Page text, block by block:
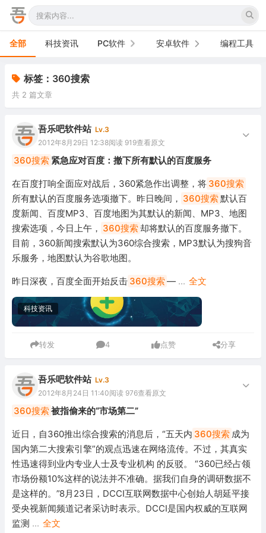
全部 科技资讯 PC软件
办公软件
网络软件
图形图像
游戏娱乐
安全防御
系统下载
系统工具
安卓软件
手机软件
电视软件
车机软件
编程工具
标签：360搜索
共 2 篇文章
吾乐吧软件站 Lv.3
2012年8月29日 12:38阅读 919查看原文
360搜索 紧急应对百度：撤下所有默认的百度服务
在百度打响全面应对战后，360紧急作出调整，将 360搜索
所有默认的百度服务选项撤下。昨日晚间， 360搜索默认百
度新闻、百度MP3、百度地图为其默认的新闻、MP3、地图
搜索选项，今日上午， 360搜索却将默认的百度服务撤下。
目前，360新闻搜索默认为360综合搜索，MP3默认为搜狗音
乐服务，地图默认为谷歌地图。
昨日深夜，百度全面开始反击 360搜索— ... 全文
科技资讯
转发 4 点赞 分享
吾乐吧软件站 Lv.3
2012年8月24日 11:40阅读 976查看原文
360搜索被指偷来的“市场第二”
近日，自360推出综合搜索的消息后，“五天内 360搜索 成为
国内第二大搜索引擎”的观点迅速在网络流传。不过，其真实
性迅速得到业内专业人士及专业机构 的反驳。 “360已经占领
市场份额10%这样的说法并不准确。据我们自身的调研数据不
是这样的。”8月23日，DCCI互联网数据中心创始人胡延平接
受央视新闻频道记者采访时表示。DCCI是国内权威的互联网
监测 ... 全文